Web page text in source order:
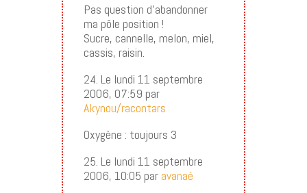
Pas question d’abandonner
ma pôle position !
Sucre, cannelle, melon, miel,
cassis, raisin.
24. Le lundi 11 septembre
2006, 07:59 par
Akynou/racontars
Oxygène : toujours 3
25. Le lundi 11 septembre
2006, 10:05 par avanaé